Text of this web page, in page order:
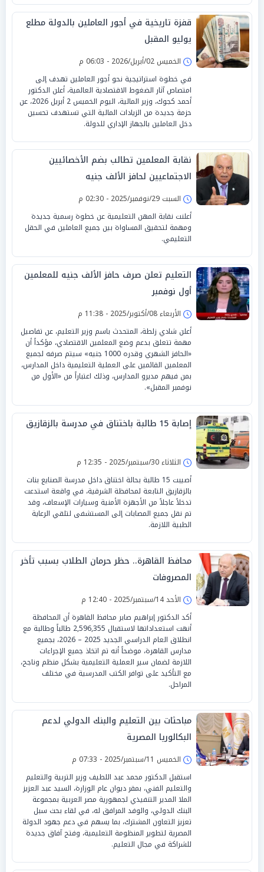
قفزة تاريخية في أجور العاملين بالدولة مطلع
يوليو المقبل
الخميس 02/أبريل/2026 - 06:03 م
في خطوة استراتيجية نحو أجور العاملين تهدف إلى
امتصاص آثار الضغوط الاقتصادية العالمية، أعلن الدكتور
أحمد كجوك، وزير المالية، اليوم الخميس 2 أبريل 2026، عن
حزمة جديدة من الزيادات المالية التي تستهدف تحسين
دخل العاملين بالجهاز الإداري للدولة.
نقابة المعلمين تطالب بضم الأخصائيين
الاجتماعيين لحافز الألف جنيه
السبت 29/نوفمبر/2025 - 02:30 م
أعلنت نقابة المهن التعليمية عن خطوة رسمية جديدة
ومهمة لتحقيق المساواة بين جميع العاملين في الحقل
التعليمي.
التعليم تعلن صرف حافز الألف جنيه للمعلمين
أول نوفمبر
الأربعاء 08/أكتوبر/2025 - 11:38 م
أعلن شادي زلطة، المتحدث باسم وزير التعليم، عن تفاصيل
مهمة تتعلق بدعم وضع المعلمين الاقتصادي، مؤكداً أن
«الحافز الشهري وقدره 1000 جنيه» سيتم صرفه لجميع
المعلمين القائمين على العملية التعليمية داخل المدارس،
بمن فيهم مديرو المدارس، وذلك اعتباراً من «الأول من
نوفمبر المقبل».
إصابة 15 طالبة باختناق في مدرسة بالزقازيق
الثلاثاء 30/سبتمبر/2025 - 12:35 م
أصيبت 15 طالبة بحالة اختناق داخل مدرسة الصنايع بنات
بالزقازيق التابعة لمحافظة الشرقية، في واقعة استدعت
تدخلاً عاجلاً من الأجهزة الأمنية وسيارات الإسعاف، وقد
تم نقل جميع المصابات إلى المستشفى لتلقي الرعاية
الطبية اللازمة.
محافظ القاهرة.. حظر حرمان الطلاب بسبب تأخر
المصروفات
الأحد 14/سبتمبر/2025 - 12:40 م
أكد الدكتور إبراهيم صابر محافظ القاهرة أن المحافظة
أنهت استعداداتها لاستقبال 2,596,355 طالباً وطالبة مع
انطلاق العام الدراسي الجديد 2025 – 2026، بجميع
مدارس القاهرة، موضحاً أنه تم اتخاذ جميع الإجراءات
اللازمة لضمان سير العملية التعليمية بشكل منظم وناجح،
مع التأكيد على توافر الكتب المدرسية في مختلف
المراحل.
مباحثات بين التعليم والبنك الدولي لدعم
البكالوريا المصرية
الخميس 11/سبتمبر/2025 - 07:33 م
استقبل الدكتور محمد عبد اللطيف وزير التربية والتعليم
والتعليم الفني، بمقر ديوان عام الوزارة، السيد عبد العزيز
الملا المدير التنفيذي لجمهورية مصر العربية بمجموعة
البنك الدولي، والوفد المرافق له، في لقاء بحث سبل
تعزيز التعاون المشترك، بما يسهم في دعم جهود الدولة
المصرية لتطوير المنظومة التعليمية، وفتح آفاق جديدة
للشراكة في مجال التعليم.